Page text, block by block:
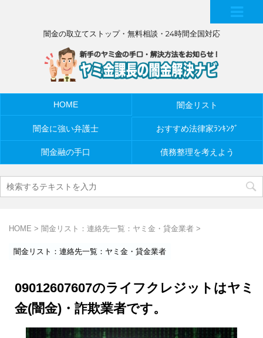
闇金の取立てストップ・無料相談・24時間全国対応
HOME 闇金リスト
闇金に強い弁護士 おすすめ法律家ﾗﾝｷﾝｸﾞ
闇金融の手口 債務整理を考えよう
HOME > 闇金リスト：連絡先一覧：ヤミ金・貸金業者 >
闇金リスト：連絡先一覧：ヤミ金・貸金業者
09012607607のライフクレジットはヤミ
金(闇金)・詐欺業者です。